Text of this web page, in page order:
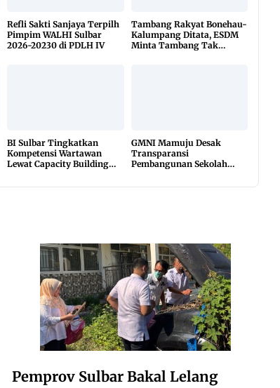
Refli Sakti Sanjaya Terpilh
Pimpim WALHI Sulbar
2026-20230 di PDLH IV
Tambang Rakyat Bonehau-
Kalumpang Ditata, ESDM
Minta Tambang Tak
BI Sulbar Tingkatkan
Kompetensi Wartawan
Lewat Capacity Building
GMNI Mamuju Desak
Transparansi
Pembangunan Sekolah
Material Dibuka
Pemprov Sulbar Bakal Lelang